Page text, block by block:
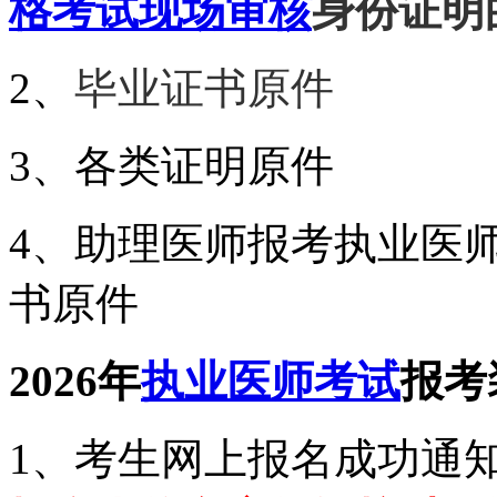
格考试现场审核身份证
2、 毕业证书原件
3、各类证明原件
4、 助理医师报考执业医
书原件
2026年执业医师考试报
1、考生网上报名成功通